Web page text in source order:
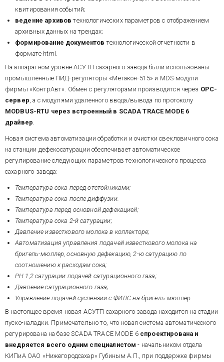
квитирования событий;
ведение архивов технологических параметров с отображением
архивных данных на трендах;
формирование документов технологической отчетности в
формате html.
На аппаратном уровне АСУТП сахарного завода были использованы
промышленные ПИД-регуляторы «Метакон-515» и MDS-модули
фирмы «КонтрАвт». Обмен с регуляторами производится через OPC-
сервер, а с модулями удаленного ввода/вывода по протоколу
MODBUS-RTU через встроенный в SCADA TRACE MODE 6
драйвер.
Новая система автоматизации обработки и очистки свекловичного сока
на станции дефекосатурации обеспечивает автоматическое
регулирование следующих параметров технологического процесса
сахарного завода:
Температура сока перед отстойниками;
Температура сока после диффузии.
Температура перед основной дефекацией;
Температура сока 2-й сатурации;
Давление известкового молока в коллекторе;
Автоматизация управления подачей известкового молока на
бригель-мюллер, основную дефекацию, 2-ю сатурацию по
соотношению к расходам сока;
PH 1,2 сатурации подачей сатурационного газа;
Давление сатурационного газа;
Управление подачей суспензии с ФИЛС на бригель-мюллер.
В настоящее время новая АСУТП сахарного завода находится на стадии
пуско-наладки. Примечательно то, что новая система автоматического
регурирована на базе SCADA TRACE MODE 6 спроектирована и
внедряется всего одним специалистом- начальником отдела
КИПиА ОАО «Нижегородсахар» Губиным А.П., при поддержке фирмы